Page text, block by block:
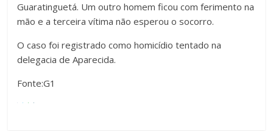
Guaratinguetá. Um outro homem ficou com ferimento na
mão e a terceira vítima não esperou o socorro.
O caso foi registrado como homicídio tentado na
delegacia de Aparecida.
Fonte:G1